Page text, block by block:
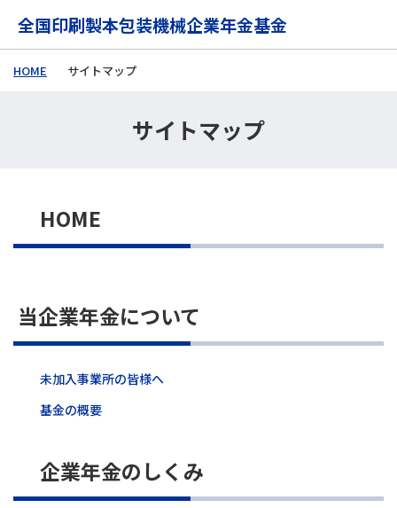
メインコンテンツに移動する
全国印刷製本包装機械企業年金基金
HOME サイトマップ
サイトマップ
HOME
当企業年金について
未加入事業所の皆様へ
基金の概要
企業年金のしくみ